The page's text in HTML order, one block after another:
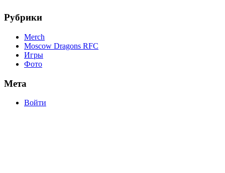
Рубрики
Merch
Moscow Dragons RFC
Игры
Фото
Мета
Войти